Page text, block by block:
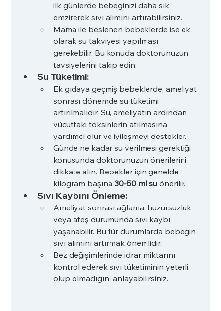
ilk günlerde bebeğinizi daha sık
emzirerek sıvı alımını artırabilirsiniz.
Mama ile beslenen bebeklerde ise ek
olarak su takviyesi yapılması
gerekebilir. Bu konuda doktorunuzun
tavsiyelerini takip edin.
Su Tüketimi:
Ek gıdaya geçmiş bebeklerde, ameliyat
sonrası dönemde su tüketimi
artırılmalıdır. Su, ameliyatın ardından
vücuttaki toksinlerin atılmasına
yardımcı olur ve iyileşmeyi destekler.
Günde ne kadar su verilmesi gerektiği
konusunda doktorunuzun önerilerini
dikkate alın. Bebekler için genelde
kilogram başına 30-50 ml su önerilir.
Sıvı Kaybını Önleme:
Ameliyat sonrası ağlama, huzursuzluk
veya ateş durumunda sıvı kaybı
yaşanabilir. Bu tür durumlarda bebeğin
sıvı alımını artırmak önemlidir.
Bez değişimlerinde idrar miktarını
kontrol ederek sıvı tüketiminin yeterli
olup olmadığını anlayabilirsiniz.